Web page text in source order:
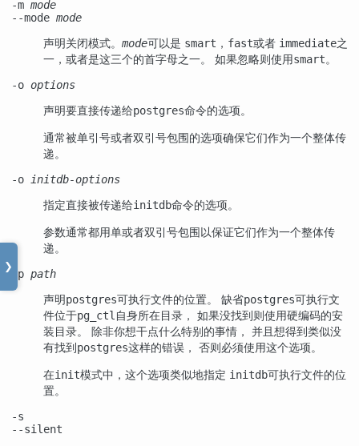
❯
-m mode
--mode mode
声明关闭模式。 mode可以是 smart ， fast或者 immediate之
一，或者是这三个的首字母之一。 如果忽略则使用smart。
-o options
声明要直接传递给postgres命令的选项。
通常被单引号或者双引号包围的选项确保它们作为一个整体传
递。
-o initdb-options
指定直接被传递给initdb命令的选项。
参数通常都用单或者双引号包围以保证它们作为一个整体传
递。
-p path
声明postgres可执行文件的位置。 缺省postgres可执行文
件位于pg_ctl自身所在目录， 如果没找到则使用硬编码的安
装目录。 除非你想干点什么特别的事情， 并且想得到类似没
有找到postgres这样的错误， 否则必须使用这个选项。
在init模式中，这个选项类似地指定 initdb可执行文件的位
置。
-s
--silent